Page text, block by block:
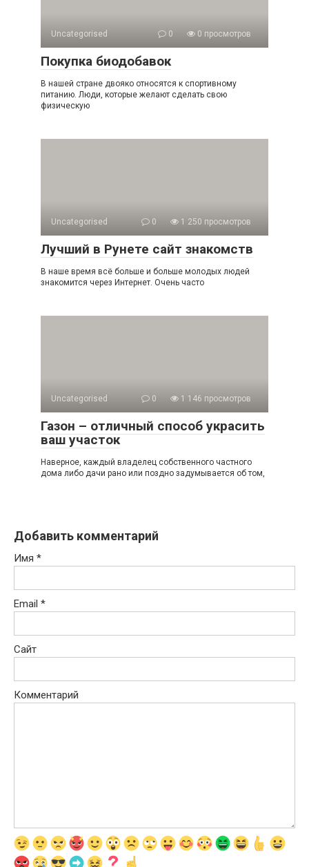
Uncategorised 0 0 просмотров
Покупка биодобавок
В нашей стране двояко относятся к спортивному
питанию. Люди, которые желают сделать свою
физическую
Uncategorised 0 1 250 просмотров
Лучший в Рунете сайт знакомств
В наше время всё больше и больше молодых людей
знакомится через Интернет. Очень часто
Uncategorised 0 1 146 просмотров
Газон – отличный способ украсить
ваш участок
Наверное, каждый владелец собственного частного
дома либо дачи рано или поздно задумывается об том,
Добавить комментарий
Имя *
Email *
Сайт
Комментарий